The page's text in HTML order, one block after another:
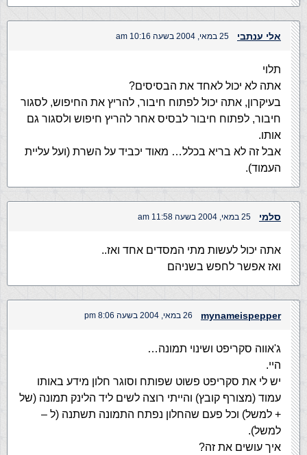
אלי ענתבי 25 במאי, 2004 בשעה 10:16 am
תלוי
אתה לא יכול לאחד את הבסיסים?
בעיקרון, אתה יכול לפתוח חיבור, להריץ את החיפוש, לסגור
חיבור, לפתוח חיבור לבסיס אחר להריץ חיפוש ולסגור גם
אותו.
אבל זה לא בריא בכלל… מאוד יכביד על השרת (ועל עליית
העמוד).
סלמי 25 במאי, 2004 בשעה 11:58 am
אתה יכול לעשות מתי המסדים אחד ואז..
ואז אפשר לחפש בשניהם
mynameispepper 26 במאי, 2004 בשעה 8:06 pm
ג'אווה סקריפט ושינוי תמונה…
היי.
יש לי את סקריפט פשוט שפותח וסוגר חלון מידע באותו
עמוד (מצורף קובץ) והייתי רוצה לשים ליד הלינק תמונה (של
+ למשל) וכל פעם שהחלון נפתח התמונה תשתנה (ל –
למשל).
איך עושים את זה?